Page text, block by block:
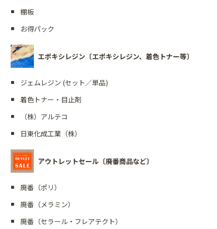
棚板
お得パック
エポキシレジン〔エポキシレジン、着色トナー等〕
ジェムレジン (セット／単品)
着色トナー・目止剤
（株）アルテコ
日東化成工業（株）
アウトレットセール〔廃番商品など〕
廃番（ポリ）
廃番（メラミン）
廃番（セラール・フレアテクト）